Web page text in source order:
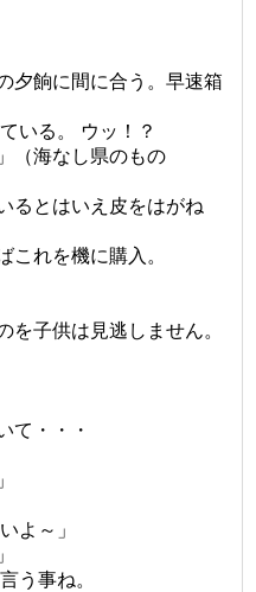
夕餉に間に合う。早速箱
いる。 ウッ！？
（海なし県のもの
るとはいえ皮をはがね
これを機に購入。
を子供は見逃しません。
て・・・
よ～」
う事ね。